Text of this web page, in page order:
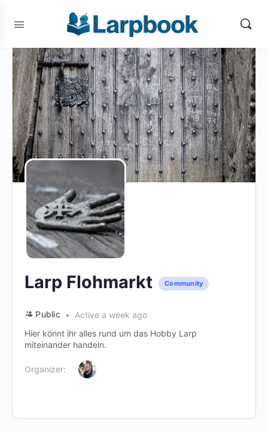
Larp Flohmarkt Community
Public
Active a week ago
Hier könnt ihr alles rund um das Hobby Larp
miteinander handeln.
Organizer: